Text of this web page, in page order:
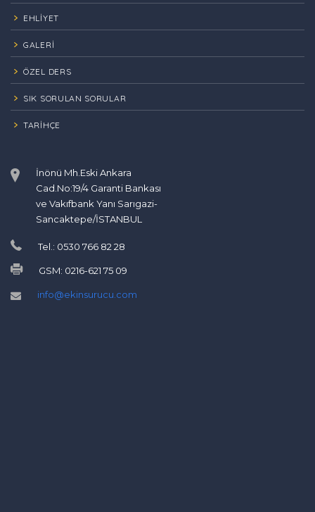
EHLİYET
GALERİ
ÖZEL DERS
SIK SORULAN SORULAR
TARIHÇE
İnönü Mh.Eski Ankara
Cad.No:19/4 Garanti Bankası
ve Vakıfbank Yanı Sarıgazi-
Sancaktepe/İSTANBUL
Tel.: 0530 766 82 28
GSM: 0216-621 75 09
info@ekinsurucu.com